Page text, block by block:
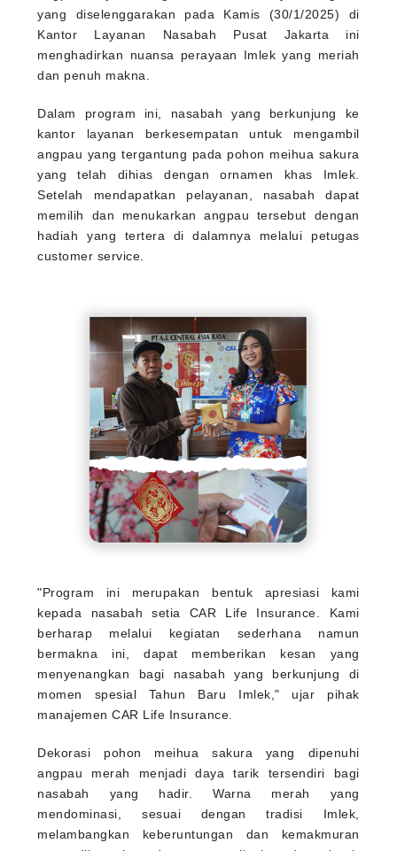
yang diselenggarakan pada Kamis (30/1/2025) di
Kantor Layanan Nasabah Pusat Jakarta ini
menghadirkan nuansa perayaan Imlek yang meriah
dan penuh makna.
Dalam program ini, nasabah yang berkunjung ke
kantor layanan berkesempatan untuk mengambil
angpau yang tergantung pada pohon meihua sakura
yang telah dihias dengan ornamen khas Imlek.
Setelah mendapatkan pelayanan, nasabah dapat
memilih dan menukarkan angpau tersebut dengan
hadiah yang tertera di dalamnya melalui petugas
customer service.
"Program ini merupakan bentuk apresiasi kami
kepada nasabah setia CAR Life Insurance. Kami
berharap melalui kegiatan sederhana namun
bermakna ini, dapat memberikan kesan yang
menyenangkan bagi nasabah yang berkunjung di
momen spesial Tahun Baru Imlek," ujar pihak
manajemen CAR Life Insurance.
Dekorasi pohon meihua sakura yang dipenuhi
angpau merah menjadi daya tarik tersendiri bagi
nasabah yang hadir. Warna merah yang
mendominasi, sesuai dengan tradisi Imlek,
melambangkan keberuntungan dan kemakmuran